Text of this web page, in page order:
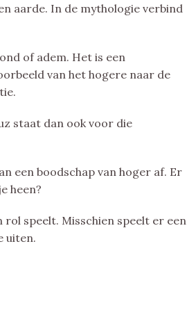
aarde. In de mythologie verbind
of adem. Het is een
van het hogere naar de
staat dan ook voor die
een boodschap van hoger af. Er
heen?
speelt. Misschien speelt er een
uiten.